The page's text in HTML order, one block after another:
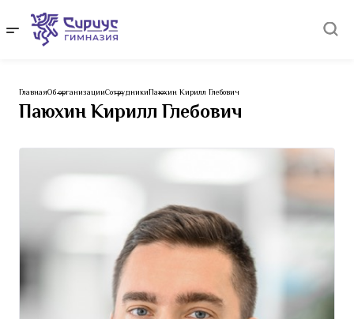
Паюхин Кирилл Глебович
ГлавнаяОб организацииСотрудникиПаюхин Кирилл Глебович